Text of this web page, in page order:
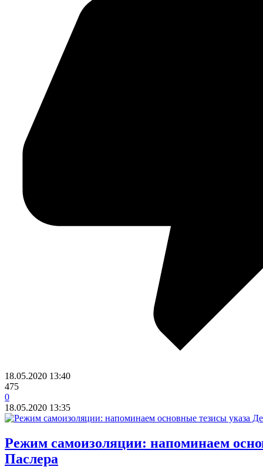
18.05.2020 13:40
475
0
18.05.2020 13:35
​Режим самоизоляции: напоминаем
Паслера